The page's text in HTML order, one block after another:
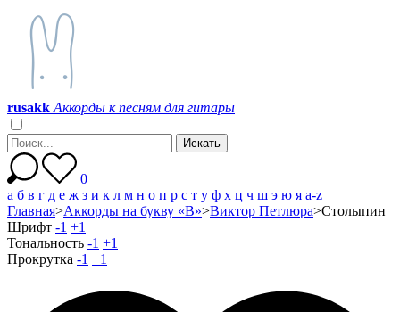
rusakk Аккорды к песням для гитары
0
а б в г д е ж з и к л м н о п р с т у ф х ц ч ш э ю я a-z
Главная>Аккорды на букву «В»>Виктор Петлюра>Столыпин
Шрифт -1 +1
Тональность -1 +1
Прокрутка -1 +1